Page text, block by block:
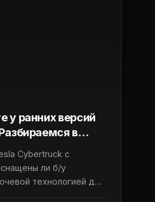
у ранних версий
в
Cybertruck с
ли б/у
технологией для